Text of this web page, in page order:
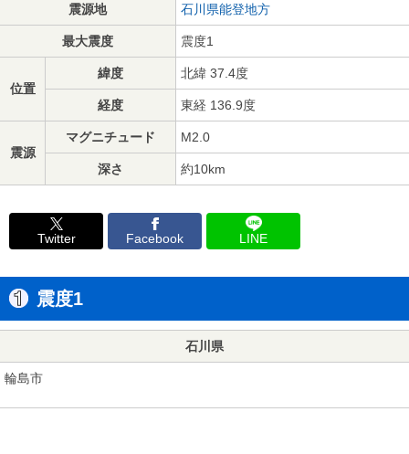
震源地 石川県能登地方
最大震度 震度1
位置
緯度 北緯 37.4度
経度 東経 136.9度
震源
マグニチュード M2.0
深さ 約10km
Twitter Facebook LINE
震度1
石川県
輪島市